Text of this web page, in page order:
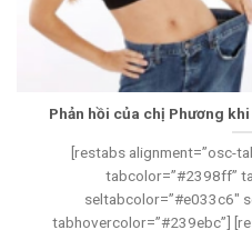
Phản hồi của chị Phương
[restabs alignment=”osc-
tabcolor=”#2398ff”
seltabcolor=”#e033c6″
tabhovercolor=”#239ebc”]